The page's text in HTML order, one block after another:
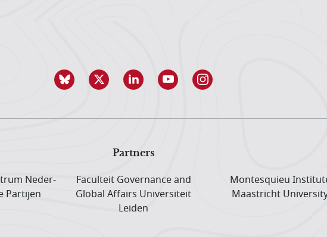
Partners
Neder­
Partijen
Faculteit Governance and
Global Affairs Universiteit
Leiden
Montesquieu
Maastricht